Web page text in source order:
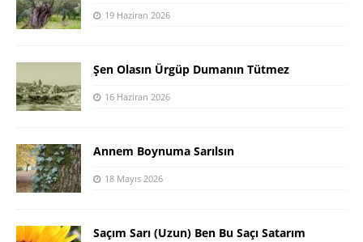
19 Haziran 2026
Şen Olasın Ürgüp Dumanın Tütmez
16 Haziran 2026
Annem Boynuma Sarılsın
18 Mayıs 2026
Saçım Sarı (Uzun) Ben Bu Saçı Satarım